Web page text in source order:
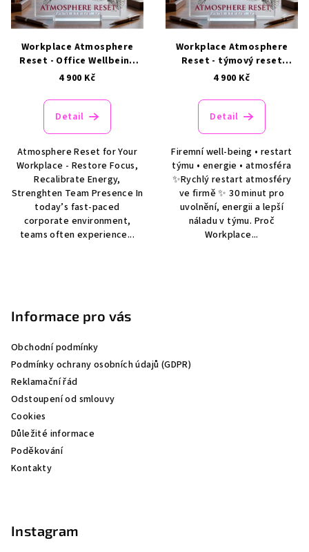
Workplace Atmosphere
Reset - Office Wellbeing
Service
4 900 Kč
Detail
Atmosphere Reset for Your
Workplace - Restore Focus,
Recalibrate Energy,
Strenghten Team Presence In
today’s fast-paced
corporate environment,
teams often experience...
Workplace Atmosphere
Reset - týmový reset
energie a soustředění
4 900 Kč
Detail
Firemní well-being • restart
týmu • energie • atmosféra
✨Rychlý restart atmosféry
ve firmě ✨ 30 minut pro
uvolnění, energii a lepší
náladu v týmu. Proč
Workplace...
Informace pro vás
Obchodní podmínky
Podmínky ochrany osobních údajů (GDPR)
Reklamační řád
Odstoupení od smlouvy
Cookies
Důležité informace
Poděkování
Kontakty
Instagram